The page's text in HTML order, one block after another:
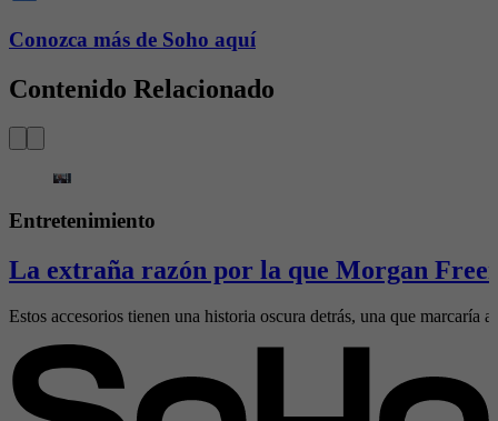
Conozca más de Soho aquí
Contenido Relacionado
Entretenimiento
La extraña razón por la que Morgan
Estos accesorios tienen una historia oscura detrás, una que marcaría